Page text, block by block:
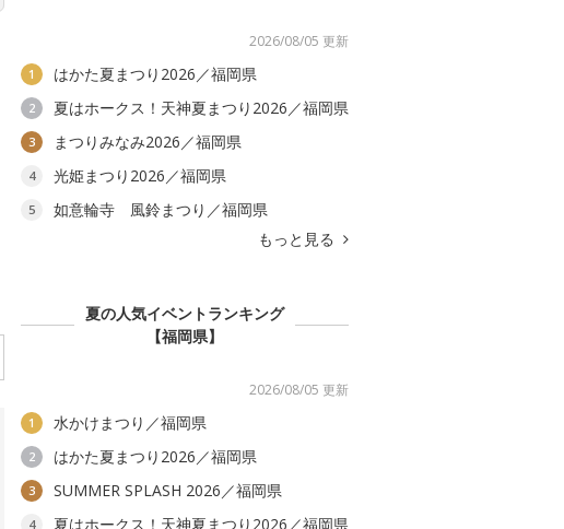
2026/08/05 更新
1 はかた夏まつり2026／福岡県
2 夏はホークス！天神夏まつり2026／福岡県
3 まつりみなみ2026／福岡県
4 光姫まつり2026／福岡県
5
如意輪寺 風鈴まつり／福岡県
もっと見る
夏の人気イベントランキング
【福岡県】
2026/08/05 更新
1 水かけまつり／福岡県
2 はかた夏まつり2026／福岡県
3 SUMMER SPLASH 2026／福岡県
4 夏はホークス！天神夏まつり2026／福岡県